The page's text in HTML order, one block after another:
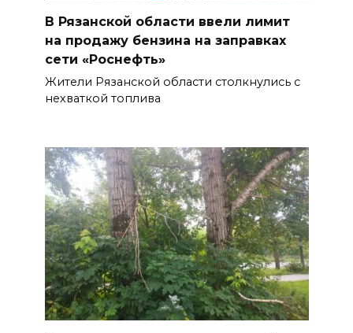
В Рязанской области ввели лимит
на продажу бензина на заправках
сети «Роснефть»
Жители Рязанской области столкнулись с
нехваткой топлива